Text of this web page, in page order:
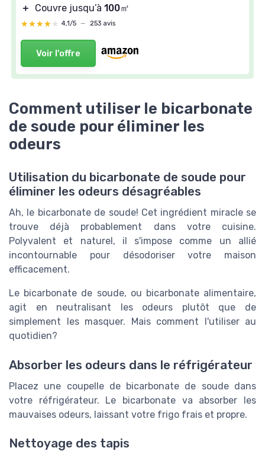
＋
Couvre jusqu’à 100㎡
★★★★★
★★★★★ 4,1/5 — 253 avis
Voir l'offre
Comment utiliser le bicarbonate
de soude pour éliminer les
odeurs
Utilisation du bicarbonate de soude pour
éliminer les odeurs désagréables
Ah, le bicarbonate de soude! Cet ingrédient miracle se
trouve déjà probablement dans votre cuisine.
Polyvalent et naturel, il s'impose comme un allié
incontournable pour désodoriser votre maison
efficacement.
Le bicarbonate de soude, ou bicarbonate alimentaire,
agit en neutralisant les odeurs plutôt que de
simplement les masquer. Mais comment l'utiliser au
quotidien?
Absorber les odeurs dans le réfrigérateur
Placez une coupelle de bicarbonate de soude dans
votre réfrigérateur. Le bicarbonate va absorber les
mauvaises odeurs, laissant votre frigo frais et propre.
Nettoyage des tapis